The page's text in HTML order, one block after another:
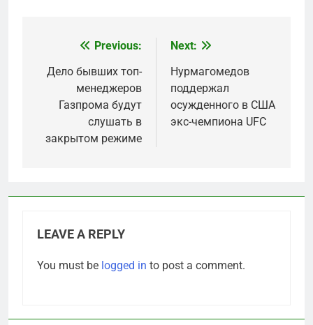
navigation
Previous:
Дело бывших топ-
менеджеров
Газпрома будут
слушать в
закрытом режиме
Next:
Нурмагомедов
поддержал
осужденного в США
экс-чемпиона UFC
LEAVE A REPLY
You must be logged in to post a comment.